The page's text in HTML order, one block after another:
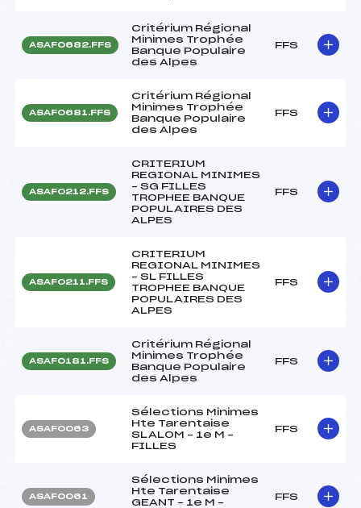
ASAF0682.FFS
Critérium Régional
Minimes Trophée
Banque Populaire
des Alpes
FFS
ASAF0681.FFS
Critérium Régional
Minimes Trophée
Banque Populaire
des Alpes
FFS
ASAF0212.FFS
CRITERIUM
REGIONAL MINIMES
– SG FILLES
TROPHEE BANQUE
POPULAIRES DES
ALPES
FFS
ASAF0211.FFS
CRITERIUM
REGIONAL MINIMES
– SL FILLES
TROPHEE BANQUE
POPULAIRES DES
ALPES
FFS
ASAF0181.FFS
Critérium Régional
Minimes Trophée
Banque Populaire
des Alpes
FFS
ASAF0063
Sélections Minimes
Hte Tarentaise
SLALOM – 1e M –
FILLES
FFS
ASAF0061
Sélections Minimes
Hte Tarentaise
GEANT – 1e M –
FFS